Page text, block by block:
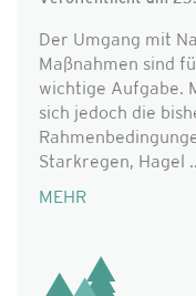
Der Umgang mit
Maßnahmen sind
wichtige Aufgabe.
sich jedoch die
Starkregen, Hagel
MEHR